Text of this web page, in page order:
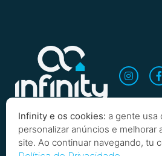
Infinity e os cookies: a gente usa
personalizar anúncios e melhorar
site. Ao continuar navegando, tu